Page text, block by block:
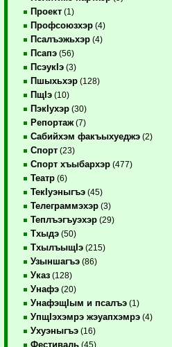
Проект (1)
Профсоюзхэр (4)
Псалъэжьхэр (4)
Псапэ (56)
ПсэукIэ (3)
Пшыхьхэр (128)
ПщIэ (10)
ПэкIухэр (30)
Репортаж (7)
Сабийхэм факъыхуеджэ (2)
Спорт (23)
Спорт хъыбархэр (477)
Театр (6)
ТекIуэныгъэ (45)
Телеграммэхэр (3)
Теплъэгъуэхэр (29)
Тхыдэ (50)
ТхылъыщIэ (215)
Узыншагъэ (86)
Указ (128)
Унафэ (20)
УнафэщIым и псалъэ (1)
УпщIэхэмрэ жэуапхэмрэ (4)
Ухуэныгъэ (16)
Фестиваль (45)